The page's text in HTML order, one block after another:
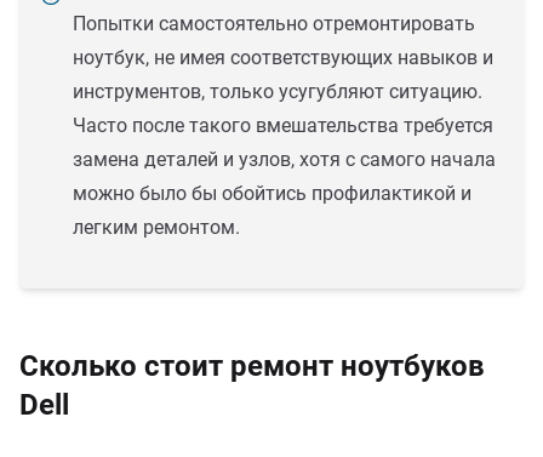
Попытки самостоятельно отремонтировать
ноутбук, не имея соответствующих навыков и
инструментов, только усугубляют ситуацию.
Часто после такого вмешательства требуется
замена деталей и узлов, хотя с самого начала
можно было бы обойтись профилактикой и
легким ремонтом.
Сколько стоит ремонт ноутбуков
Dell